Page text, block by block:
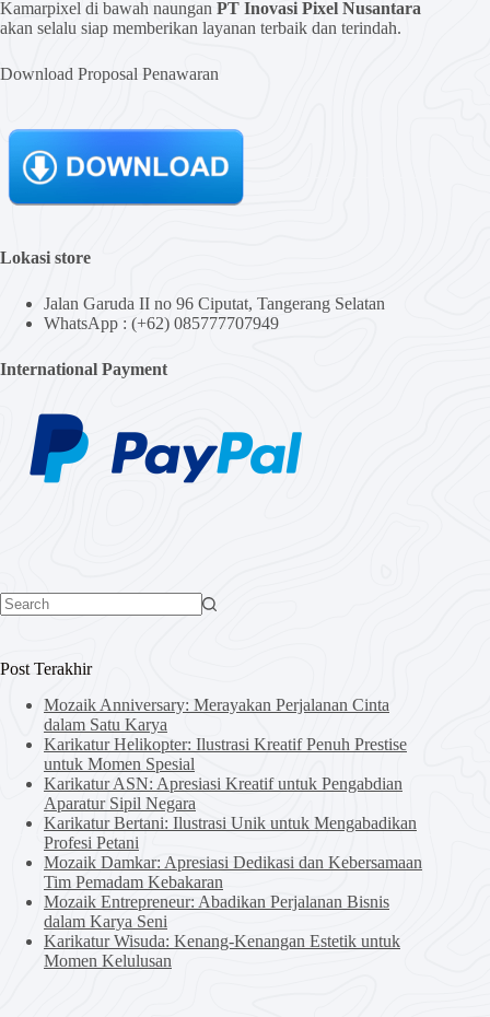
Kamarpixel di bawah naungan PT Inovasi Pixel Nusantara
akan selalu siap memberikan layanan terbaik dan terindah.
Download Proposal Penawaran
Lokasi store
Jalan Garuda II no 96 Ciputat, Tangerang Selatan
WhatsApp : (+62) 085777707949
International Payment
Post Terakhir
Mozaik Anniversary: Merayakan Perjalanan Cinta
dalam Satu Karya
Karikatur Helikopter: Ilustrasi Kreatif Penuh Prestise
untuk Momen Spesial
Karikatur ASN: Apresiasi Kreatif untuk Pengabdian
Aparatur Sipil Negara
Karikatur Bertani: Ilustrasi Unik untuk Mengabadikan
Profesi Petani
Mozaik Damkar: Apresiasi Dedikasi dan Kebersamaan
Tim Pemadam Kebakaran
Mozaik Entrepreneur: Abadikan Perjalanan Bisnis
dalam Karya Seni
Karikatur Wisuda: Kenang-Kenangan Estetik untuk
Momen Kelulusan